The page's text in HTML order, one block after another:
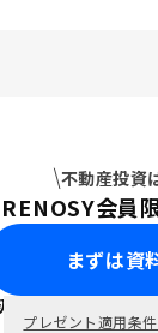
不動産投資
RENOSY会員
まずは資
回面談で
プレゼント適用条